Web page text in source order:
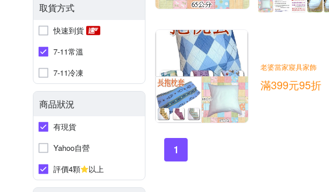
取貨方式
快速到貨
7-11常溫
7-11冷凍
商品狀況
有現貨
Yahoo自營
評價4顆
以上
老婆當家寢具家飾
滿399元95折
1